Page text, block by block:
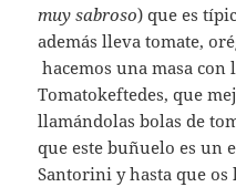
muy sabroso) que es
además lleva tomate,
hacemos una masa con
Tomatokeftedes, que
llamándolas bolas de
que este buñuelo es un
Santorini y hasta que os